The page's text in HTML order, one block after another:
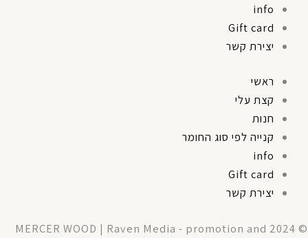
info
Gift card
יצירת קשר
ראשי
קצת עלי
חנות
קנייה לפי סוג החומר
info
Gift card
יצירת קשר
© 2024 MERCER WOOD | Raven Media - promotion and